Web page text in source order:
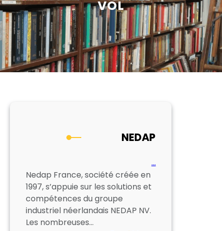
VOL
NEDAP
…
Nedap France, société créée en
1997, s’appuie sur les solutions et
compétences du groupe
industriel néerlandais NEDAP NV.
Les nombreuses…